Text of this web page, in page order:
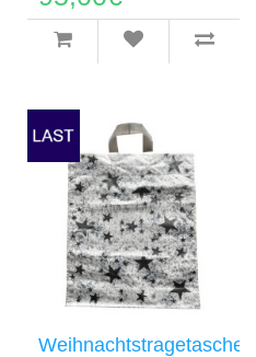
Weihnachtstragetaschen